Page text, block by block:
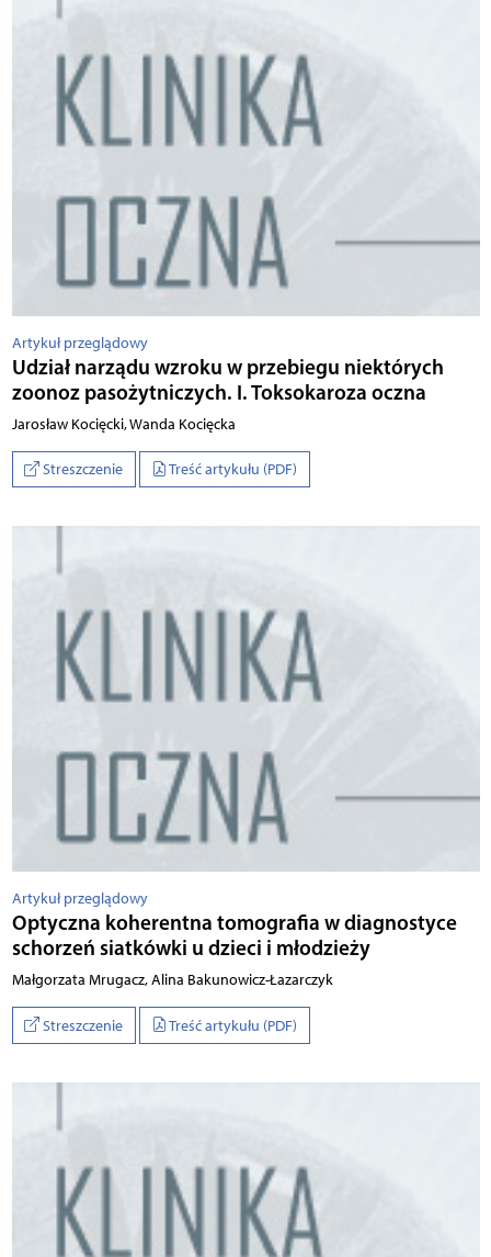
Artykuł przeglądowy
Udział narządu wzroku w przebiegu niektórych
zoonoz pasożytniczych. I. Toksokaroza oczna
Ja­ro­sław Ko­cięc­ki, Wan­da Ko­cięc­ka
Streszczenie Treść artykułu (PDF)
Artykuł przeglądowy
Optyczna koherentna tomografia w diagnostyce
schorzeń siatkówki u dzieci i młodzieży
Małgorzata Mru­gacz, Ali­na Ba­ku­no­wi­cz-Ł­aza­rczyk
Streszczenie Treść artykułu (PDF)